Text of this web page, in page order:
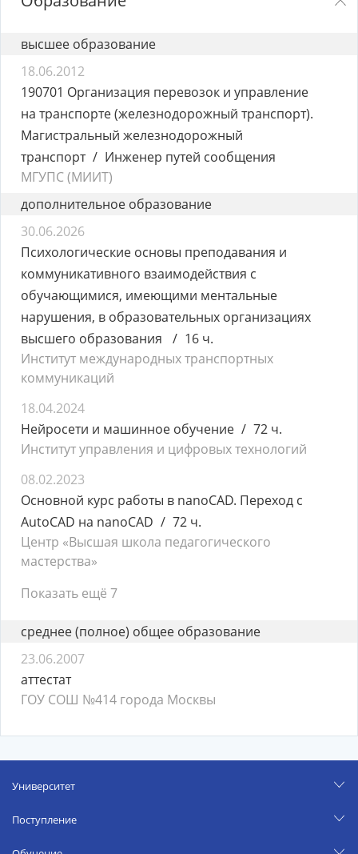
высшее образование
18.06.2012
190701 Организация перевозок и управление
на транспорте (железнодорожный транспорт).
Магистральный железнодорожный
транспорт
Инженер путей сообщения
МГУПС (МИИТ)
дополнительное образование
30.06.2026
Психологические основы преподавания и
коммуникативного взаимодействия с
обучающимися, имеющими ментальные
нарушения, в образовательных организациях
высшего образования
16 ч.
Институт международных транспортных
коммуникаций
18.04.2024
Нейросети и машинное обучение
72 ч.
Институт управления и цифровых технологий
08.02.2023
Основной курс работы в nanoCAD. Переход с
AutoCAD на nanoCAD
72 ч.
Центр «Высшая школа педагогического
мастерства»
Показать ещё 7
среднее (полное) общее образование
23.06.2007
аттестат
ГОУ СОШ №414 города Москвы
Университет
Поступление